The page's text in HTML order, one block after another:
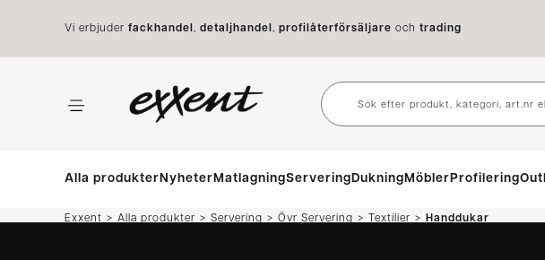
Vi erbjuder fackhandel , detaljhandel , profilåterförsäljare och trading
Alla produkterNyheterMatlagningServeringDukningMöblerProfilering
Exxent > Alla produkter > Servering > Övr Servering > Textilier > Handdukar